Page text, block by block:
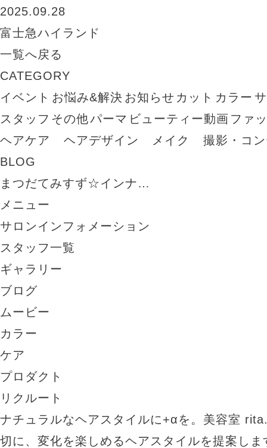
2025.09.28
富士急ハイランド
一覧へ戻る
CATEGORY
イベント お悩み&解決 お知らせ カット カラー
スタッフ その他パーマ ビューティー動画 ファ
ヘアケア
ヘアデザイン メイク
撮影・コ
BLOG
まつだてみすず☆インナ…
メニュー
サロンインフォメーション
スタッフ一覧
ギャラリー
ブログ
ムービー
カラー
ケア
プロダクト
リクルート
ナチュラルなヘアスタイルに+αを。美容室
切に、変化を楽しめるヘアスタイルを提案し